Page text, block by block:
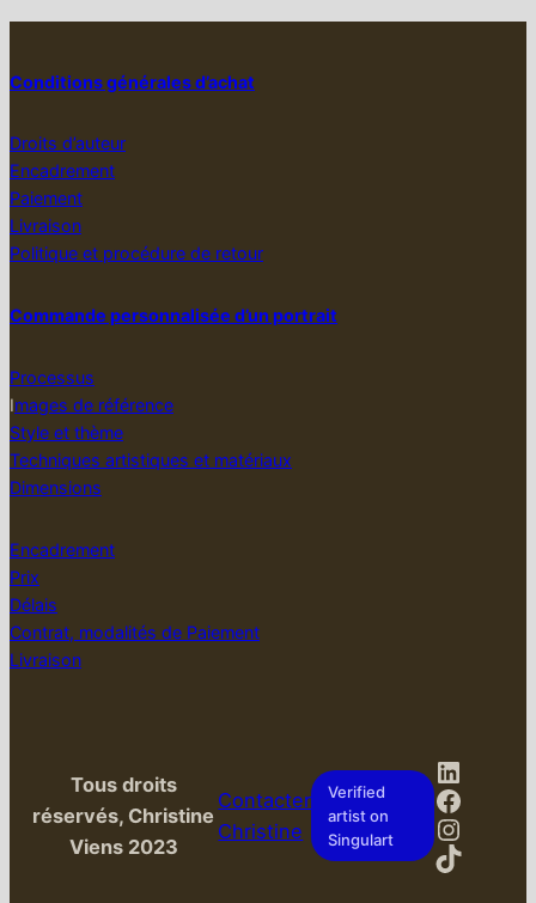
Conditions générales d’achat
Droits d’auteur
Encadrement
Paiement
Livraison
Politique et procédure de retour
Commande personnalisée d’un portrait
Processus
Images de référence
Style et thème
Techniques artistiques et matériaux
Dimensions
Encadrement
Prix
Délais
Contrat, modalités de Paiement
Livraison
Tous droits
réservés, Christine
Viens 2023
Contacter
Christine
Verified
artist on
Singulart
TikTok